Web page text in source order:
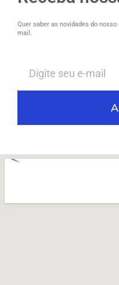
Quer saber as novidades do
mail.